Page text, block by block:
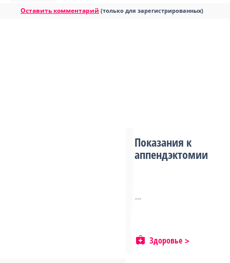
Оставить комментарий (только для зарегистрированных)
Показания к
аппендэктомии
...
Здоровье